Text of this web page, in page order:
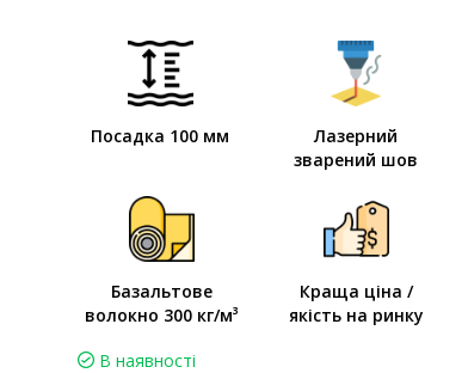
Посадка 100 мм
Лазерний
зварений шов
Базальтове
волокно 300 кг/м³
Краща ціна /
якість на ринку
В наявності